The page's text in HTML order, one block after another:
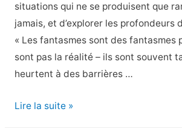
les
personnes
âgées
commettent
souvent
situations qui ne se produisent que
jamais, et d’explorer les profondeurs
« Les fantasmes sont des fantasmes
sont pas la réalité – ils sont souvent
heurtent à des barrières …
Le
Lire la suite »